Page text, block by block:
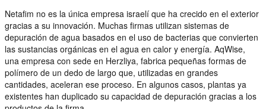
Netafim no es la única empresa israelí que ha crecido en el exterior
gracias a su innovación. Muchas firmas utilizan sistemas de
depuración de agua basados en el uso de bacterias que convierten
las sustancias orgánicas en el agua en calor y energía. AqWise,
una empresa con sede en Herzliya, fabrica pequeñas formas de
polímero de un dedo de largo que, utilizadas en grandes
cantidades, aceleran ese proceso. En algunos casos, plantas ya
existentes han duplicado su capacidad de depuración gracias a los